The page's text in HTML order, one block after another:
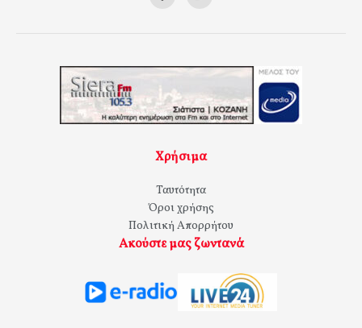
Χρήσιμα
Ταυτότητα
Όροι χρήσης
Πολιτική Απορρήτου
Ακούστε μας ζωντανά